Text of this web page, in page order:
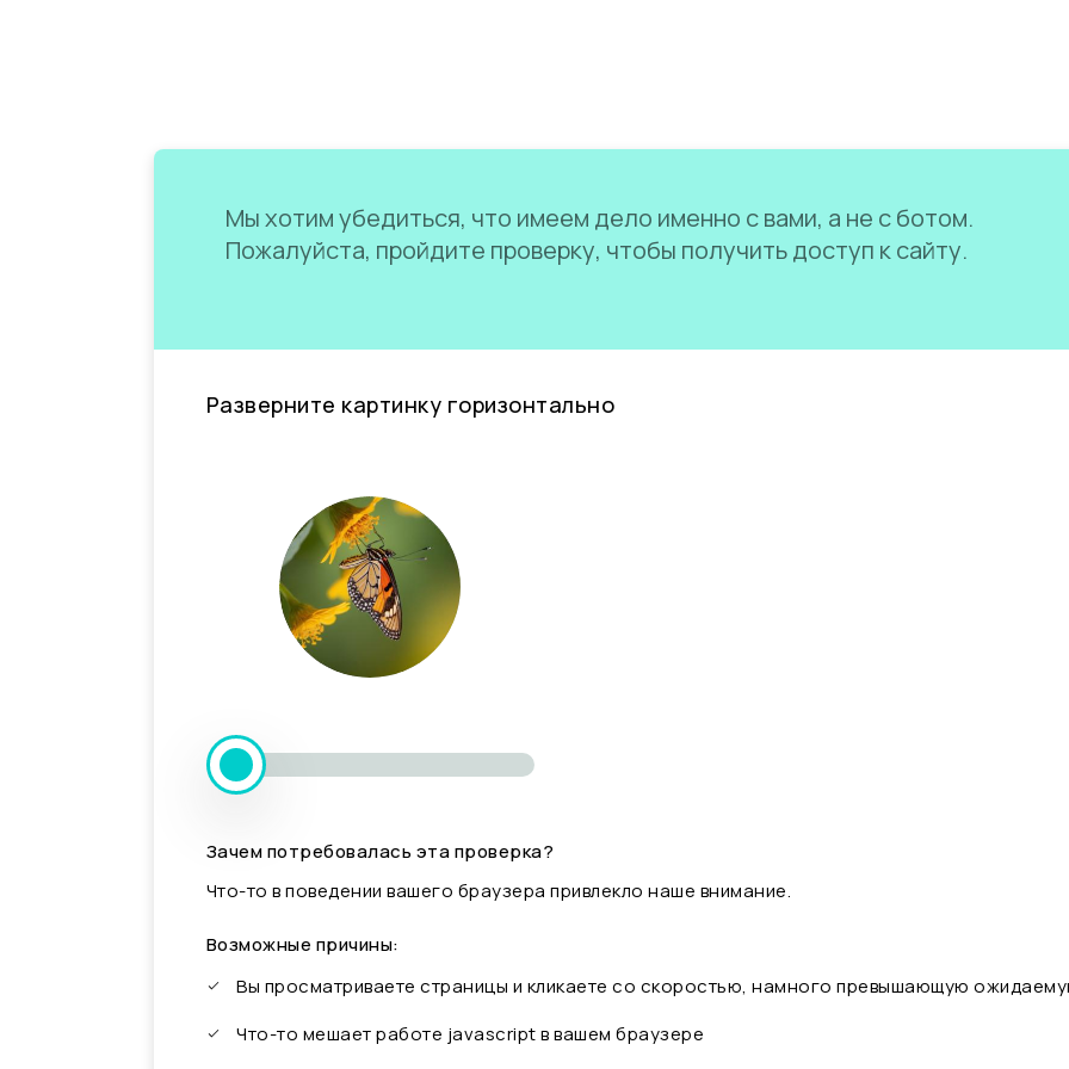
Мы хотим убедиться, что имеем дело именно с вами, а не с ботом.
Пожалуйста, пройдите проверку, чтобы получить доступ к сайту.
Разверните картинку горизонтально
Зачем потребовалась эта проверка?
Что-то в поведении вашего браузера привлекло наше внимание.
Возможные причины:
Вы просматриваете страницы и кликаете со скоростью, намного превышающую
Что-то мешает работе javascript в вашем браузере